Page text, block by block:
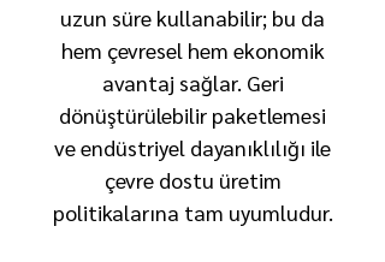
uzun süre kullanabilir; bu da
hem çevresel hem ekonomik
avantaj sağlar. Geri
dönüştürülebilir paketlemesi
ve endüstriyel dayanıklılığı ile
çevre dostu üretim
politikalarına tam uyumludur.